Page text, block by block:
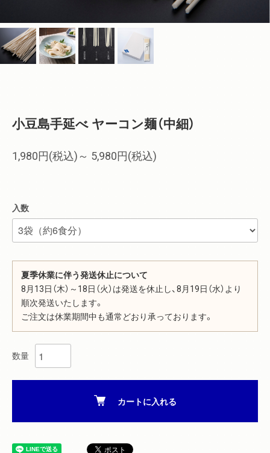
小豆島手延べ ヤーコン麺（中細）
1,980円(税込)～ 5,980円(税込)
入数
夏季休業に伴う発送休止について
8月13日（木）～18日（火）は発送を休止し、8月19日（水）より
順次発送いたします。
ご注文は休業期間中も通常どおり承っております。
数量
カートに入れる